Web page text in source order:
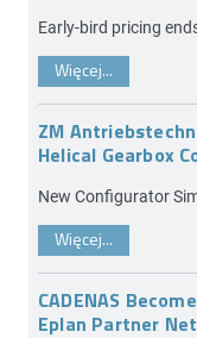
Early-bird pricing
Więcej...
ZM
Helical Gearbox
New Configurator
Więcej...
CADENAS
Eplan Partner